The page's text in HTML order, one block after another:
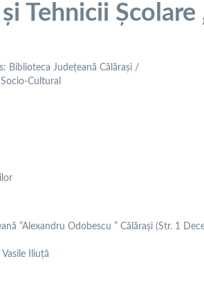
Tehnicii Școlare
: Biblioteca Județeană Călărași /
Cultural
”Alexandru Odobescu ” Călărași (Str. 1
Iliuță